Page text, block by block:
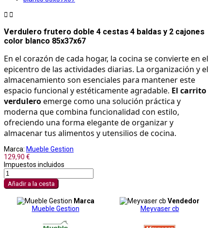
 
Verdulero frutero doble 4 cestas 4 baldas y 2 cajones
color blanco 85x37x67
En el corazón de cada hogar, la cocina se convierte en el
epicentro de las actividades diarias. La organización y el
almacenamiento son esenciales para mantener este
espacio funcional y estéticamente agradable. El carrito
verdulero emerge como una solución práctica y
moderna que combina funcionalidad con estilo,
ofreciendo una forma elegante de organizar y
almacenar tus alimentos y utensilios de cocina.
Marca: Mueble Gestion
129,90 €
Impuestos incluidos
Añadir a la cesta
Marca
Mueble Gestion
Vendedor
Meyvaser cb